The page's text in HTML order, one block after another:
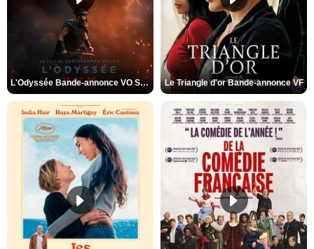
L'Odyssée Bande-annonce VO STFR Le Triangle d'or Bande-annonce VF